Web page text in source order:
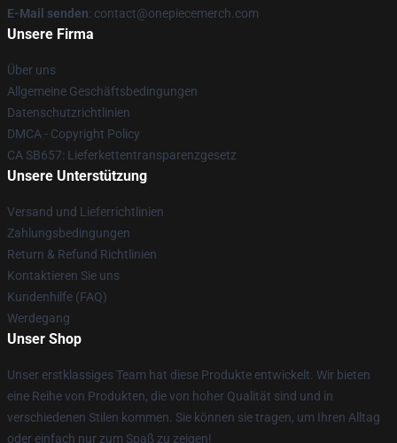
E-Mail senden: contact@onepiecemerch.com
Unsere Firma
Über uns
Allgemeine Geschäftsbedingungen
Datenschutzrichtlinien
DMCA - Copyright Policy
CA SB657: Lieferkettentransparenzgesetz
Unsere Unterstützung
Versand und Lieferrichtlinien
Zahlungsbedingungen
Return & Refund Richtlinien
Kontaktieren Sie uns
Kundenhilfe (FAQ)
Werdegang
Unser Shop
Unser erstklassiges Team hat diese Produkte entwickelt. Wir bieten
eine Reihe von Produkten, die von hoher Qualität sind und in
verschiedenen Stilen kommen. Sie können sie tragen, um Ihren Alltag
oder einfach nur zum Spaß zu zeigen!